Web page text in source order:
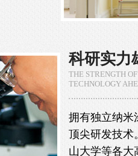
科研实力
THE STRENGTH
TECHNOLOGY
拥有独立纳米
顶尖研发技术
山大学等各大